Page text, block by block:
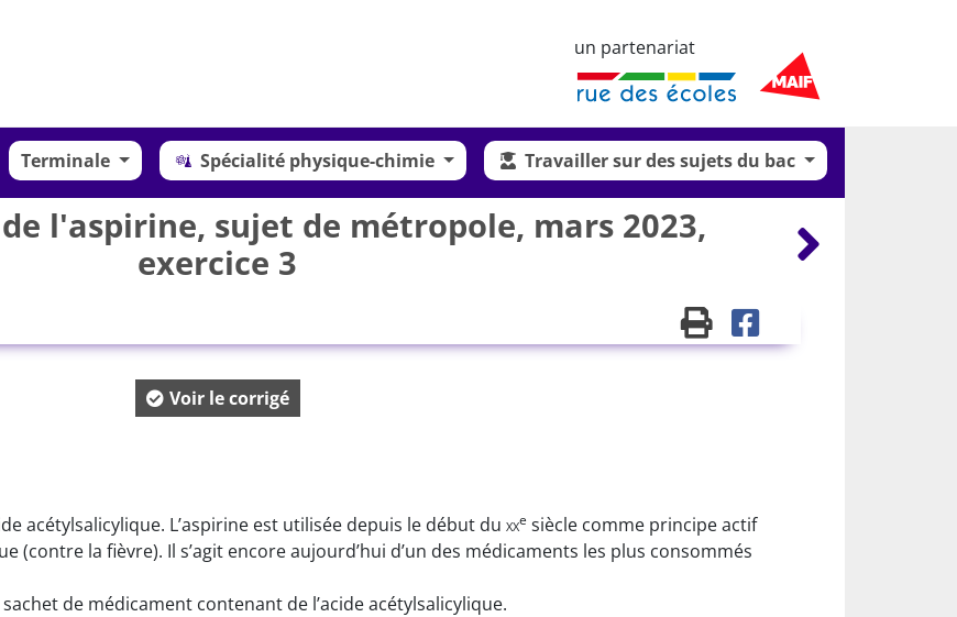
un partenariat
Terminale Spécialité physique-chimie Travailler sur des sujets du bac
l'aspirine, sujet de métropole, mars 2023,
exercice 3
Voir le corrigé
acétylsalicylique. L’aspirine est utilisée depuis le début du xxe siècle comme principe actif
(contre la fièvre). Il s’agit encore aujourd’hui d’un des médicaments les plus consommés
de médicament contenant de l’acide acétylsalicylique.